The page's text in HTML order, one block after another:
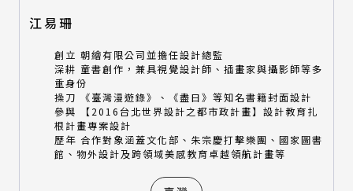
江易珊
創立 朝繪有限公司並擔任設計總監
深耕 童書創作，兼具視覺設計師、插畫家與攝影師等多
重身份
操刀 《臺灣漫遊錄》、《盡日》等知名書籍封面設計
參與 【2016台北世界設計之都市政計畫】設計教育扎
根計畫專案設計
歷年 合作對象涵蓋文化部、朱宗慶打擊樂團、國家圖書
館、物外設計及跨領域美感教育卓越領航計畫等